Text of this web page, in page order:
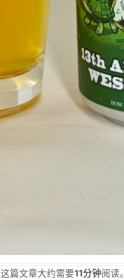
这篇文章大约需要11分钟阅读。